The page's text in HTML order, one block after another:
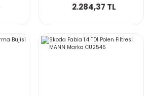
2.284,37 TL